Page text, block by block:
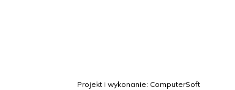
Projekt i wykonanie: ComputerSoft